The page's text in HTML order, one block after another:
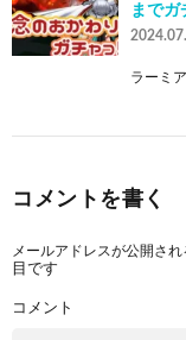
までガ
ラーミ
コメントを書く
メールアドレスが公開され
目です
コメント